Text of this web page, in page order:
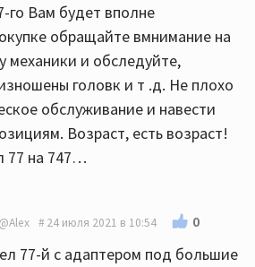
го Вам будет вполне
обращайте вмнимание на
механики и обследуйте,
головк и т .д. Не плохо
обслуживание и навести
Возраст, есть возраст!
77 на 747…
@Alex 24 июля 2021 в 10:54 0
77-й с адаптером под большие